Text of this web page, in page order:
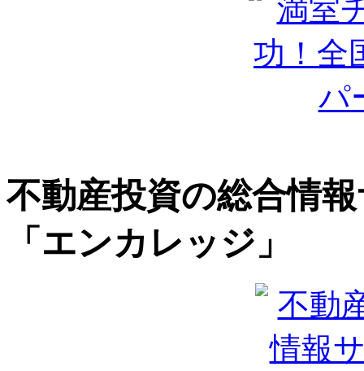
不動産投資の総合情
「エンカレッジ」